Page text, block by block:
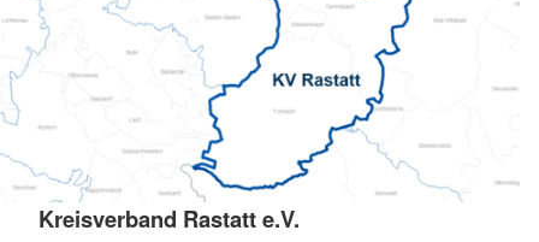
Kreisverband Rastatt e.V.